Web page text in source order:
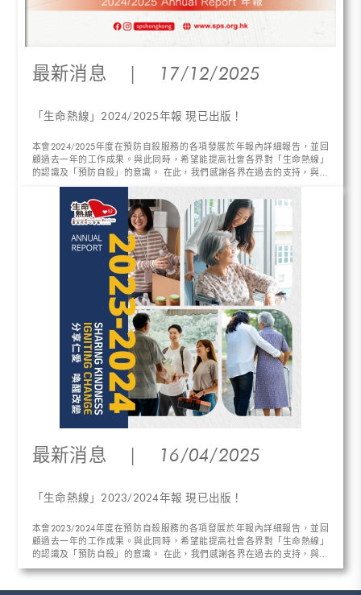
最新消息 | 17/12/2025
「生命熱線」2024/2025年報 現已出版！
本會2024/2025年度在預防自殺服務的各項發展於年報內詳細報告，並回
顧過去一年的工作成果。與此同時，希望能提高社會各界對「生命熱線」
的認識及「預防自殺」的意識。 在此，我們感謝各界在過去的支持，與我
們攜手挽救無數寶貴生命，在未來日子讓我們繼續用心聆聽！
最新消息 | 16/04/2025
「生命熱線」2023/2024年報 現已出版！
本會2023/2024年度在預防自殺服務的各項發展於年報內詳細報告，並回
顧過去一年的工作成果。與此同時，希望能提高社會各界對「生命熱線」
的認識及「預防自殺」的意識。 在此，我們感謝各界在過去的支持，與我
們攜手挽救無數寶貴生命，在未來日子讓我們繼續用心聆聽！